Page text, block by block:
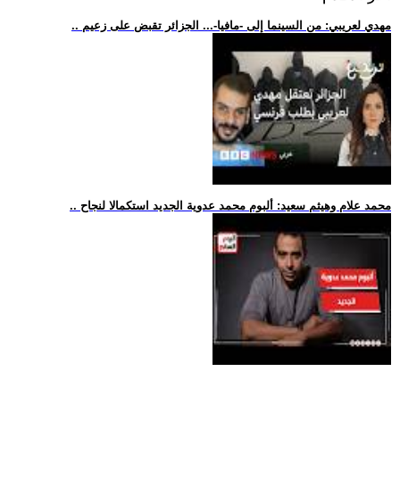
.. مهدي لعريبي: من السينما إلى -مافيا-... الجزائر تقبض على زعيم
.. محمد علام وهيثم سعيد: ألبوم محمد عدوية الجديد استكمالا لنجاح